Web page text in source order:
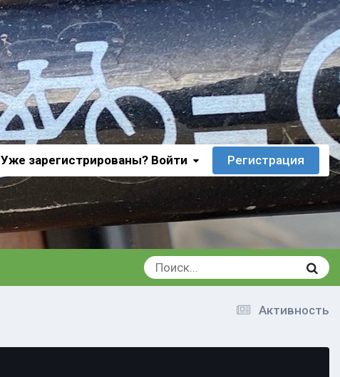
Уже зарегистрированы? Войти Регистрация
Активность